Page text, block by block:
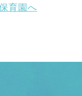
育園へ